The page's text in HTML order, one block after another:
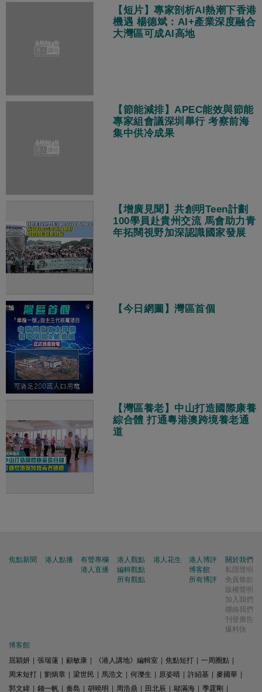
【短片】專家剖析AI熱潮下香港
機遇 楊德斌：AI+產業深度融合
大灣區可成AI高地
【節能減排】APEC能效與節能
專家組會議深圳舉行 考察前海
集中供冷成果
【增廣見聞】共創明Teen計劃
100學員赴貴州交流 馬會助力青
年拓闊視野加深認識國家發展
【今日網圖】灣區首個
【灣區養老】中山打造國際康養
綜合體 打通粵港澳跨境養老通
道
焦點新聞 港人點播
有聲專欄
港人直播
港人觀點
編輯觀點
所有觀點
港人花生
港人博評
博客館
所有博評
關於我們
私隱聲明
免責條款
版權聲明
加入我們
聯絡我們
刊登廣告
爆料快
博客館
屈穎妍
張瑞蓮 顧敏康 《港人講地》編輯室 焦點短打 一周圈點
周末短打
劉炳章 梁世民 馬浩文 何濼生 原姿晴 許紹基 麥國華
郭文緯
錢一帆 秦島 胡曉明 周浩鼎 田北辰 鄔滿海 季霆剛